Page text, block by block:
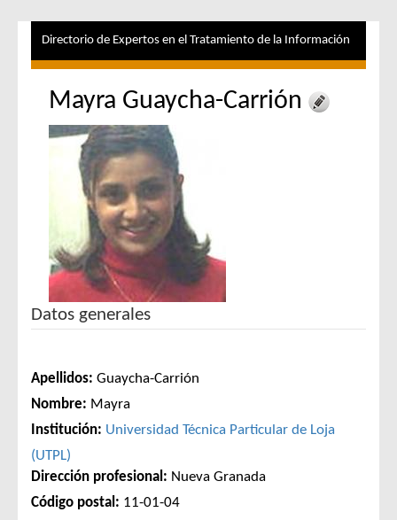
Directorio de Expertos en el Tratamiento de la Información
Mayra Guaycha-Carrión
Datos generales
Apellidos: Guaycha-Carrión
Nombre: Mayra
Institución: Universidad Técnica Particular de Loja
(UTPL)
Dirección profesional: Nueva Granada
Código postal: 11-01-04